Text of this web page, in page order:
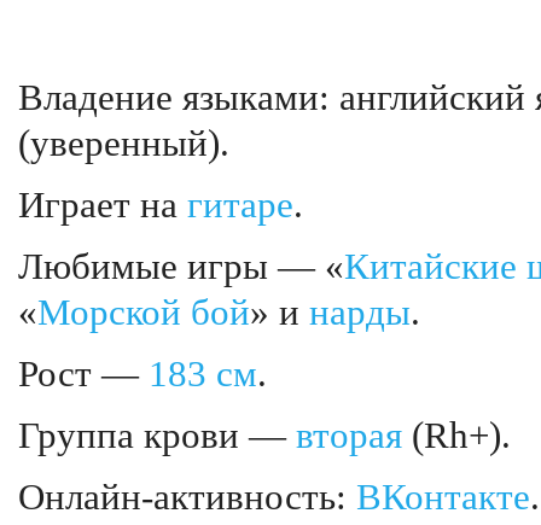
Владение языками: английский
(уверенный).
Играет на гитаре.
Любимые игры — «Китайские
«Морской бой» и нарды.
Рост — 183 см.
Группа крови — вторая (Rh+).
Онлайн-активность: ВКонтакте.